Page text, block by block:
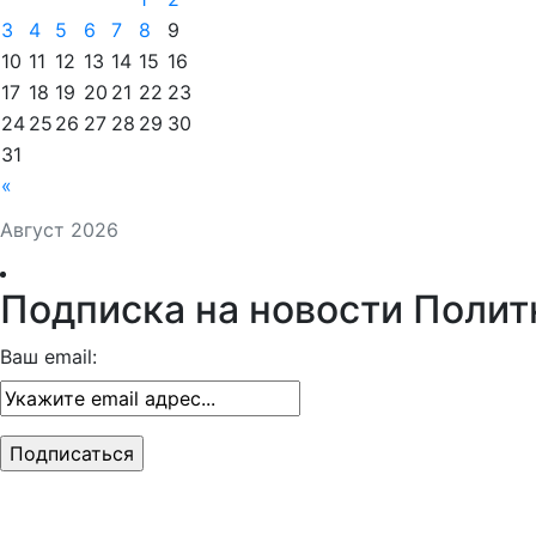
Август 2026
«
3
4 5 6 7 8
9
10 11 12 13 14 15 16
17 18 19 20 21 22 23
24 25 26 27 28 29 30
31
Подписка на новости
Ваш email: